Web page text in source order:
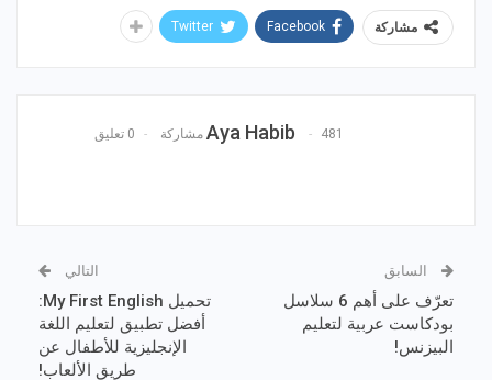
مشاركة Facebook
Twitter
Aya Habib 481 مشاركة 0 تعليق
السابق
تعرّف على أهم 6 سلاسل
بودكاست عربية لتعليم
البيزنس!
التالي
تحميل My First English:
أفضل تطبيق لتعليم اللغة
الإنجليزية للأطفال عن
طريق الألعاب!